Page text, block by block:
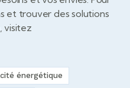
et trouver des solutions
visitez
énergétique